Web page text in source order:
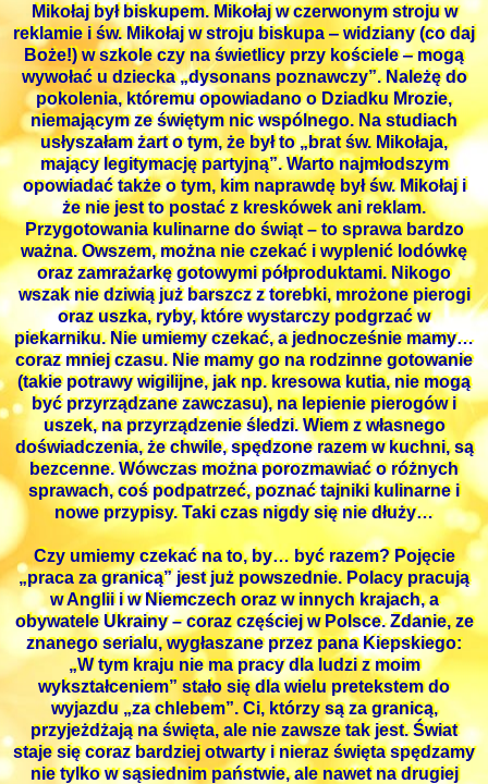
Mikołaj był biskupem. Mikołaj w czerwonym stroju w
reklamie i św. Mikołaj w stroju biskupa ‒ widziany (co daj
Boże!) w szkole czy na świetlicy przy kościele ‒ mogą
wywołać u dziecka „dysonans poznawczy”. Należę do
pokolenia, któremu opowiadano o Dziadku Mrozie,
niemającym ze świętym nic wspólnego. Na studiach
usłyszałam żart o tym, że był to „brat św. Mikołaja,
mający legitymację partyjną”. Warto najmłodszym
opowiadać także o tym, kim naprawdę był św. Mikołaj i
że nie jest to postać z kreskówek ani reklam.
Przygotowania kulinarne do świąt – to sprawa bardzo
ważna. Owszem, można nie czekać i wyplenić lodówkę
oraz zamrażarkę gotowymi półproduktami. Nikogo
wszak nie dziwią już barszcz z torebki, mrożone pierogi
oraz uszka, ryby, które wystarczy podgrzać w
piekarniku. Nie umiemy czekać, a jednocześnie mamy…
coraz mniej czasu. Nie mamy go na rodzinne gotowanie
(takie potrawy wigilijne, jak np. kresowa kutia, nie mogą
być przyrządzane zawczasu), na lepienie pierogów i
uszek, na przyrządzenie śledzi. Wiem z własnego
doświadczenia, że chwile, spędzone razem w kuchni, są
bezcenne. Wówczas można porozmawiać o różnych
sprawach, coś podpatrzeć, poznać tajniki kulinarne i
nowe przypisy. Taki czas nigdy się nie dłuży…
Czy umiemy czekać na to, by… być razem? Pojęcie
„praca za granicą” jest już powszednie. Polacy pracują
w Anglii i w Niemczech oraz w innych krajach, a
obywatele Ukrainy – coraz częściej w Polsce. Zdanie, ze
znanego serialu, wygłaszane przez pana Kiepskiego:
„W tym kraju nie ma pracy dla ludzi z moim
wykształceniem” stało się dla wielu pretekstem do
wyjazdu „za chlebem”. Ci, którzy są za granicą,
przyjeżdżają na święta, ale nie zawsze tak jest. Świat
staje się coraz bardziej otwarty i nieraz święta spędzamy
nie tylko w sąsiednim państwie, ale nawet na drugiej